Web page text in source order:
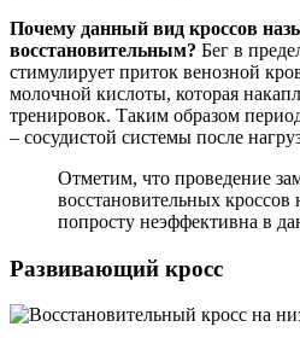
Почему данный вид кроссов
восстановительным? Бег в
стимулирует приток венозной
молочной кислоты, которая
тренировок. Таким образом
– сосудистой системы после
Отметим, что проведение
восстановительных кроссов
попросту неэффективна в
Развивающий кросс